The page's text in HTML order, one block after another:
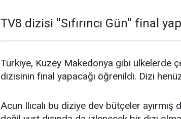
TV8 dizisi ''Sıfırıncı Gün'' final
Türkiye, Kuzey Makedonya gibi ülkelerde
dizisinin final yapacağı öğrenildi. Dizi
Acun Ilıcalı bu diziye dev bütçeler